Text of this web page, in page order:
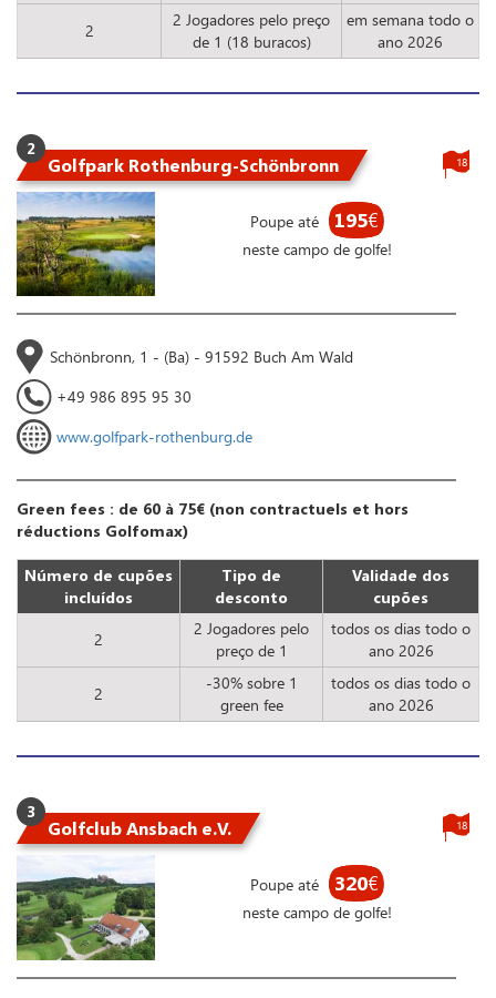
2
2 Jogadores pelo preço
de 1 (18 buracos)
em semana todo o
ano 2026
2
Golfpark Rothenburg-Schönbronn
Poupe até 195€
neste campo de golfe!
18
Schönbronn, 1 - (Ba) - 91592 Buch Am Wald
+49 986 895 95 30
www.golfpark-rothenburg.de
Green fees : de 60 à 75€ (non contractuels et hors
réductions Golfomax)
Número de cupões
incluídos
Tipo de
desconto
Validade dos
cupões
2
2 Jogadores pelo
preço de 1
todos os dias todo o
ano 2026
2
-30% sobre 1
green fee
todos os dias todo o
ano 2026
3
Golfclub Ansbach e.V.
Poupe até 320€
neste campo de golfe!
18